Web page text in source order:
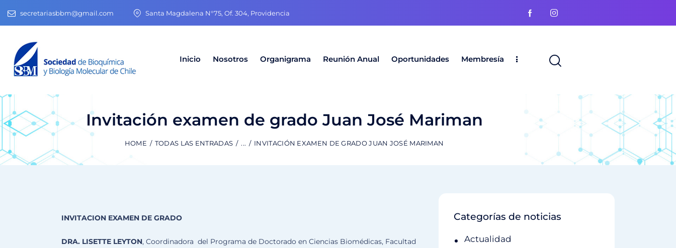
secretariasbbm@gmail.com Santa Magdalena N°75, Of. 304, Providencia
Inicio Nosotros Organigrama Reunión Anual Oportunidades Membresía
Invitación examen de grado Juan José Mariman
HOME TODAS LAS ENTRADAS ... INVITACIÓN EXAMEN DE GRADO JUAN JOSÉ MARIMAN
INVITACION EXAMEN DE GRADO
DRA. LISETTE LEYTON, Coordinadora del Programa de Doctorado en Ciencias Biomédicas, Facultad
Categorías de noticias
Actualidad